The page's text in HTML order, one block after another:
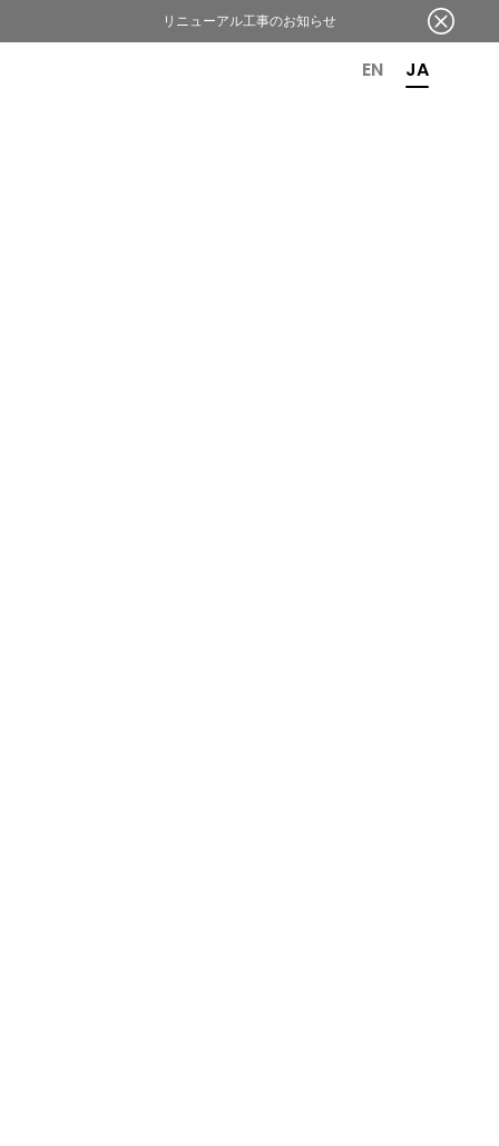
EN JA
リニューアル工事のお知らせ
OR 6TH ANNIVERSARY